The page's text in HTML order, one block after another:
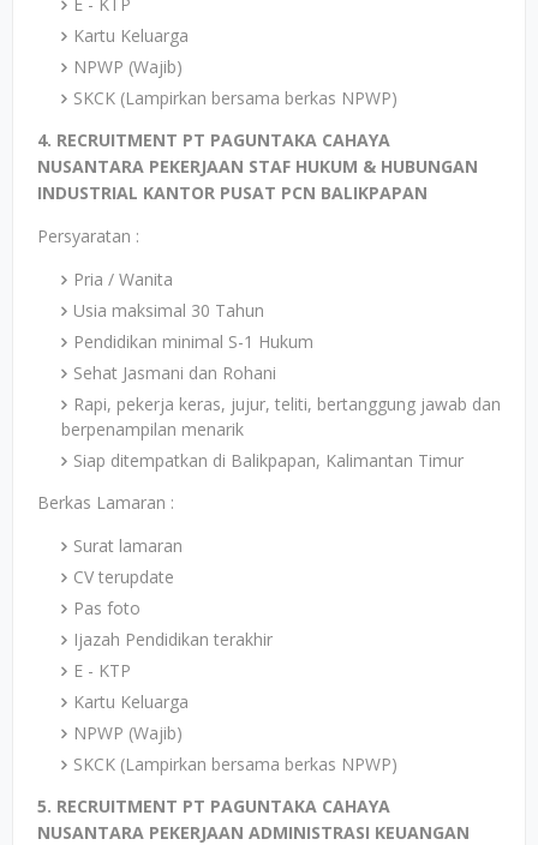
Kartu Keluarga
NPWP (Wajib)
SKCK (Lampirkan bersama berkas NPWP)
4. RECRUITMENT PT PAGUNTAKA CAHAYA
NUSANTARA PEKERJAAN STAF HUKUM & HUBUNGAN
INDUSTRIAL KANTOR PUSAT PCN BALIKPAPAN
Persyaratan :
Pria / Wanita
Usia maksimal 30 Tahun
Pendidikan minimal S-1 Hukum
Sehat Jasmani dan Rohani
Rapi, pekerja keras, jujur, teliti, bertanggung jawab dan
berpenampilan menarik
Siap ditempatkan di Balikpapan, Kalimantan Timur
Berkas Lamaran :
Surat lamaran
CV terupdate
Pas foto
Ijazah Pendidikan terakhir
E - KTP
Kartu Keluarga
NPWP (Wajib)
SKCK (Lampirkan bersama berkas NPWP)
5. RECRUITMENT PT PAGUNTAKA CAHAYA
NUSANTARA PEKERJAAN ADMINISTRASI KEUANGAN